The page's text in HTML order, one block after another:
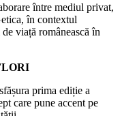
între mediul privat,
în contextul
viață românească în
prima ediție a
care pune accent pe